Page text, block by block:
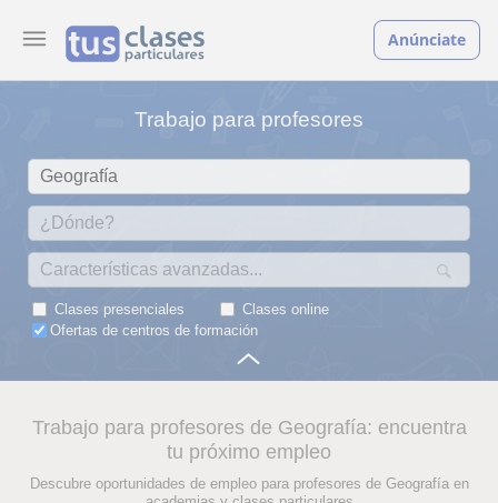
Anúnciate
Trabajo para profesores
Clases presenciales
Clases online
Ofertas de centros de formación
Trabajo para profesores de Geografía: encuentra
tu próximo empleo
Descubre oportunidades de empleo para profesores de Geografía en